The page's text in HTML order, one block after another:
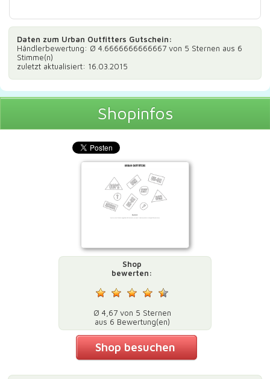
Daten zum Urban Outfitters Gutschein:
Händlerbewertung: Ø 4.6666666666667 von 5 Sternen aus 6
Stimme(n)
zuletzt aktualisiert: 16.03.2015
Shopinfos
Shop
bewerten:
Ø 4,67 von 5 Sternen
aus 6 Bewertung(en)
Shop besuchen